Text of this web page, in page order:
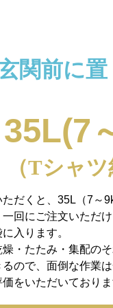
関前に
35L(7
（Tシャ
ただくと、35L（7～
一回にご注文いただ
入ります。
・たたみ・集配の
ので、面倒な作業
価をいただいており